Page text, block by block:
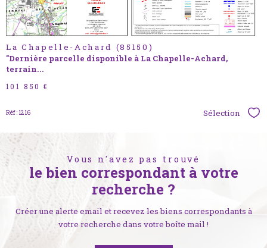
La Chapelle-Achard (85150)
"Dernière parcelle disponible à La Chapelle-Achard,
terrain...
101 850 €
Réf : 1216 Sélection
Vous n'avez pas trouvé
le bien correspondant à votre
recherche ?
Créer une alerte email et recevez les biens correspondants à
votre recherche dans votre boîte mail !